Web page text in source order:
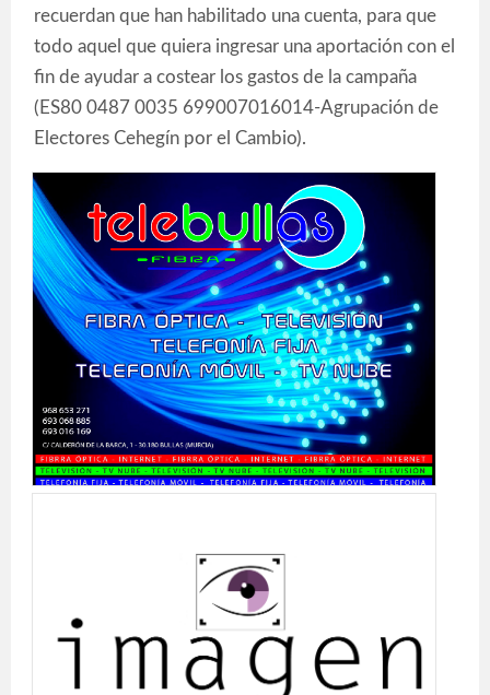
recuerdan que han habilitado una cuenta, para que
todo aquel que quiera ingresar una aportación con el
fin de ayudar a costear los gastos de la campaña
(ES80 0487 0035 699007016014-Agrupación de
Electores Cehegín por el Cambio).